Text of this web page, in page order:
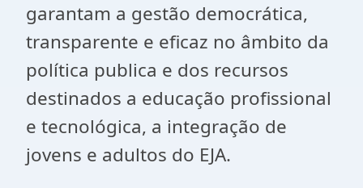
garantam a gestão democrática,
transparente e eficaz no âmbito da
política publica e dos recursos
destinados a educação profissional
e tecnológica, a integração de
jovens e adultos do EJA.